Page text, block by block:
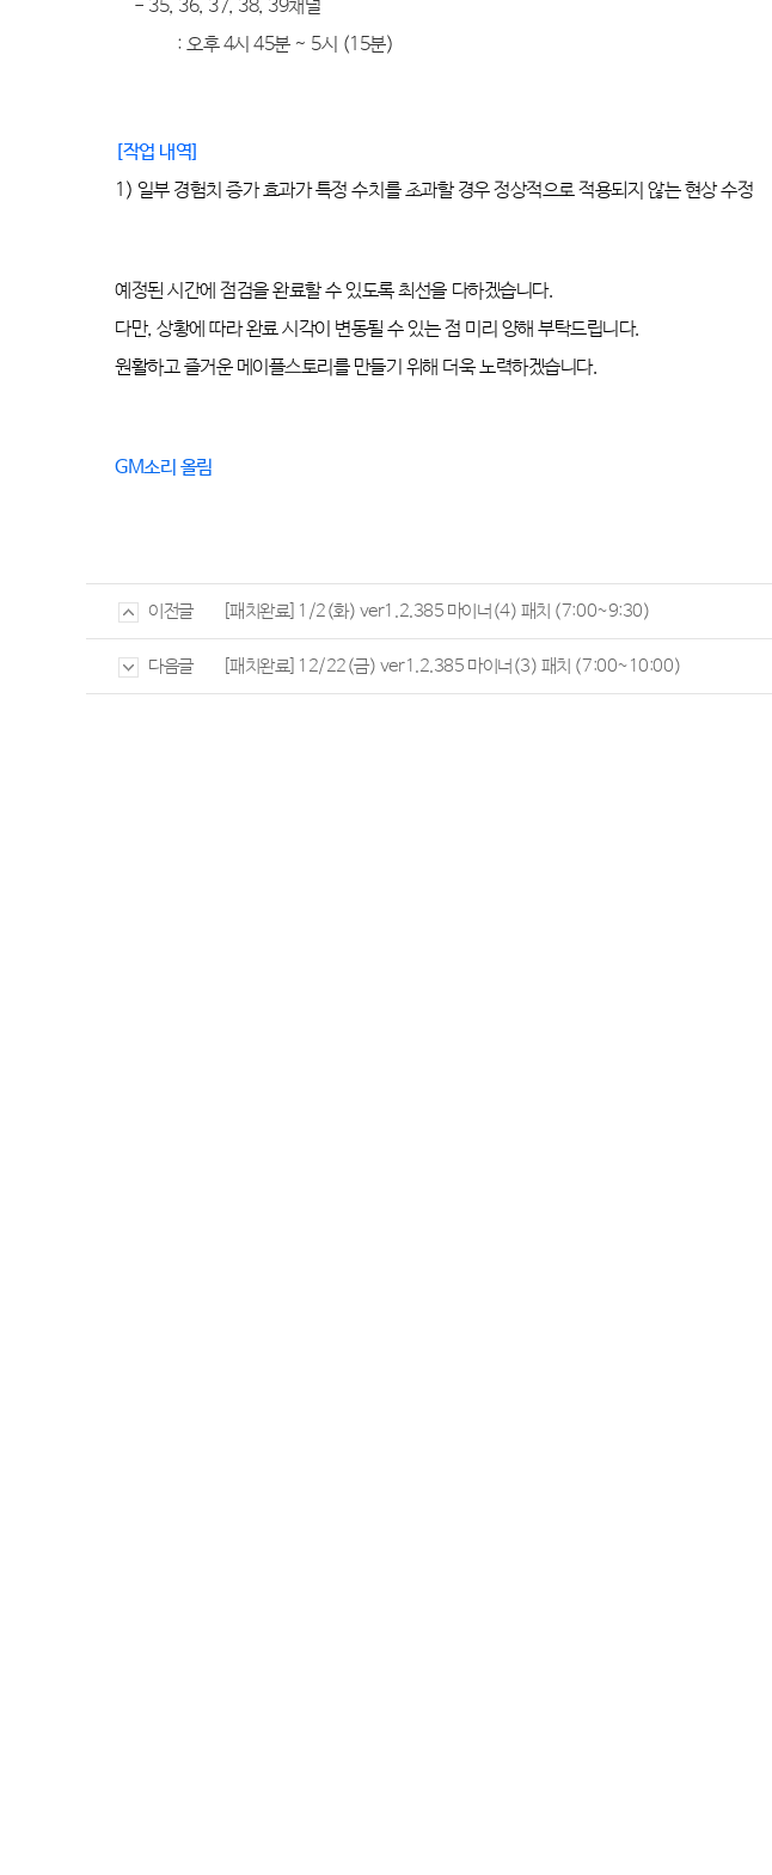
- 35, 36, 37, 38, 39채널
:오후 4시 45분 ~ 5시 (15분)
[작업 내역]
1) 일부 경험치 증가효과가특정 수치를 초과할 경우정상적으로적용되지 않는 현상수정
예정된 시간에 점검을 완료할 수 있도록 최선을 다하겠습니다.
다만,상황에 따라 완료 시각이 변동될 수 있는 점 미리 양해 부탁드립니다.
원활하고 즐거운 메이플스토리를 만들기 위해 더욱 노력하겠습니다.
GM소리 올림
이전글 [패치완료]1/2(화) ver1.2.385 마이너(4) 패치 (7:00~9:30)
다음글 [패치완료]12/22(금) ver1.2.385 마이너(3) 패치 (7:00~10:00)